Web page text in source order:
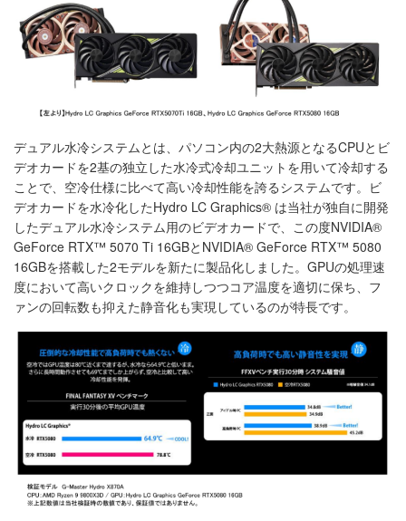
デュアル水冷システムとは、パソコン内の2大熱源となるCPUとビ
デオカードを2基の独立した水冷式冷却ユニットを用いて冷却する
ことで、空冷仕様に比べて高い冷却性能を誇るシステムです。ビ
デオカードを水冷化したHydro LC Graphics® は当社が独自に開発
したデュアル水冷システム用のビデオカードで、この度NVIDIA®
GeForce RTX™ 5070 Ti 16GBとNVIDIA® GeForce RTX™ 5080
16GBを搭載した2モデルを新たに製品化しました。GPUの処理速
度において高いクロックを維持しつつコア温度を適切に保ち、フ
ァンの回転数も抑えた静音化も実現しているのが特長です。